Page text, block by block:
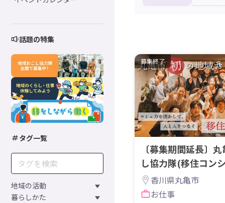
話題の特集
タグ一覧
地域の活動
暮らしかた
募集終了
〔募集期間延長〕
し協力隊(移住コン
します！
香川県丸亀市
お仕事